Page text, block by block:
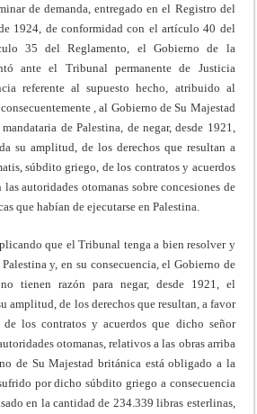
de demanda, entregado en el Registro del
1924, de conformidad con el artículo 40 del
35 del Reglamento, el Gobierno de la
ante el Tribunal permanente de Justicia
referente al supuesto hecho, atribuido al
, al Gobierno de Su Majestad
de Palestina, de negar, desde 1921,
su amplitud, de los derechos que resultan a
súbdito griego, de los contratos y acuerdos
autoridades otomanas sobre concesiones de
que habían de ejecutarse en Palestina.
que el Tribunal tenga a bien resolver y
y, en su consecuencia, el Gobierno de
tienen razón para negar, desde 1921, el
amplitud, de los derechos que resultan, a favor
los contratos y acuerdos que dicho señor
otomanas, relativos a las obras arriba
de Su Majestad británica está obligado a la
por dicho súbdito griego a consecuencia
en la cantidad de 234.339 libras esterlinas,